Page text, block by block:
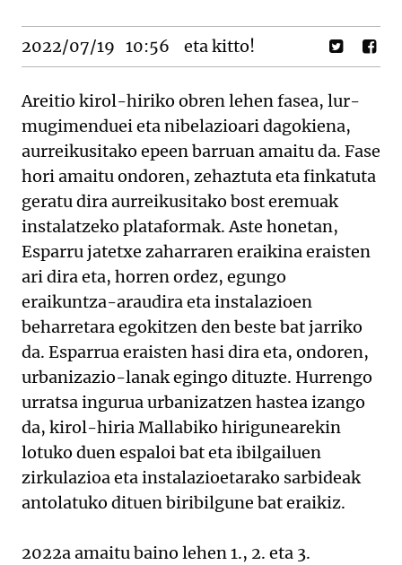
2022/07/19 10:56 eta kitto!
Areitio kirol-hiriko obren lehen fasea, lur-
mugimenduei eta nibelazioari dagokiena,
aurreikusitako epeen barruan amaitu da. Fase
hori amaitu ondoren, zehaztuta eta finkatuta
geratu dira aurreikusitako bost eremuak
instalatzeko plataformak. Aste honetan,
Esparru jatetxe zaharraren eraikina eraisten
ari dira eta, horren ordez, egungo
eraikuntza-araudira eta instalazioen
beharretara egokitzen den beste bat jarriko
da. Esparrua eraisten hasi dira eta, ondoren,
urbanizazio-lanak egingo dituzte. Hurrengo
urratsa ingurua urbanizatzen hastea izango
da, kirol-hiria Mallabiko hirigunearekin
lotuko duen espaloi bat eta ibilgailuen
zirkulazioa eta instalazioetarako sarbideak
antolatuko dituen biribilgune bat eraikiz.
2022a amaitu baino lehen 1., 2. eta 3.